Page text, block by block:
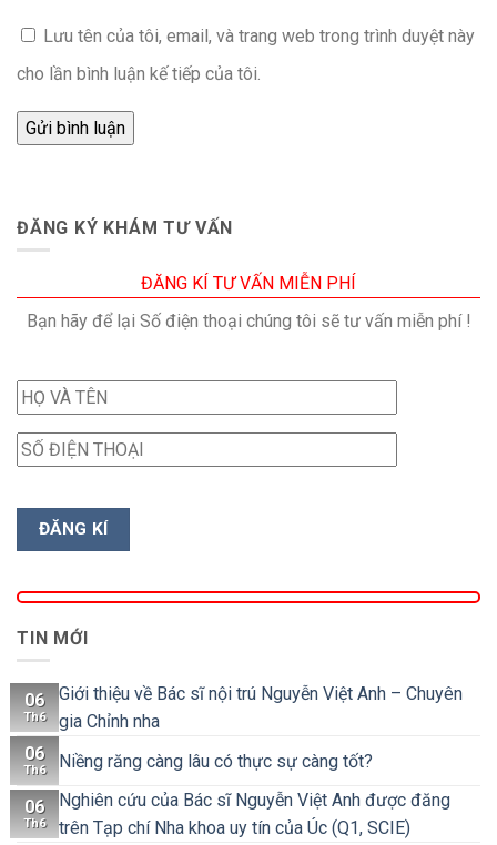
Lưu tên của tôi, email, và trang web trong trình duyệt này
cho lần bình luận kế tiếp của tôi.
ĐĂNG KÝ KHÁM TƯ VẤN
ĐĂNG KÍ TƯ VẤN MIỄN PHÍ
Bạn hãy để lại Số điện thoại chúng tôi sẽ tư vấn miễn phí !
TIN MỚI
06
Th6
Giới thiệu về Bác sĩ nội trú Nguyễn Việt Anh – Chuyên
gia Chỉnh nha
06
Th6 Niềng răng càng lâu có thực sự càng tốt?
06
Th6
Nghiên cứu của Bác sĩ Nguyễn Việt Anh được đăng
trên Tạp chí Nha khoa uy tín của Úc (Q1, SCIE)